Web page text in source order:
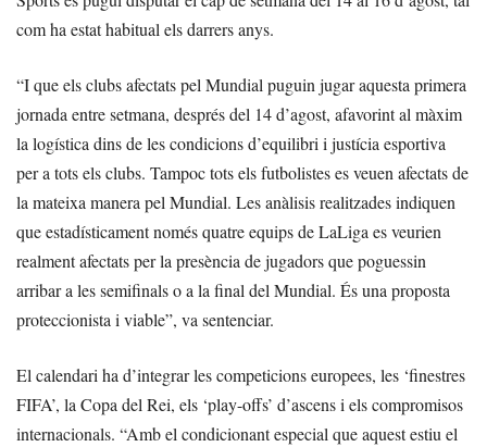
com ha estat habitual els darrers anys.
“I que els clubs afectats pel Mundial puguin jugar aquesta primera
jornada entre setmana, després del 14 d’agost, afavorint al màxim
la logística dins de les condicions d’equilibri i justícia esportiva
per a tots els clubs. Tampoc tots els futbolistes es veuen afectats de
la mateixa manera pel Mundial. Les anàlisis realitzades indiquen
que estadísticament només quatre equips de LaLiga es veurien
realment afectats per la presència de jugadors que poguessin
arribar a les semifinals o a la final del Mundial. És una proposta
proteccionista i viable”, va sentenciar.
El calendari ha d’integrar les competicions europees, les ‘finestres
FIFA’, la Copa del Rei, els ‘play-offs’ d’ascens i els compromisos
internacionals. “Amb el condicionant especial que aquest estiu el